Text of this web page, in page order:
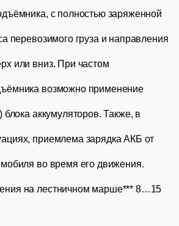
с полностью заряженной
перевозимого груза и направления
или вниз. При частом
возможно применение
блока аккумуляторов. Также, в
приемлема зарядка АКБ от
во время его движения.
на лестничном марше*** 8…15